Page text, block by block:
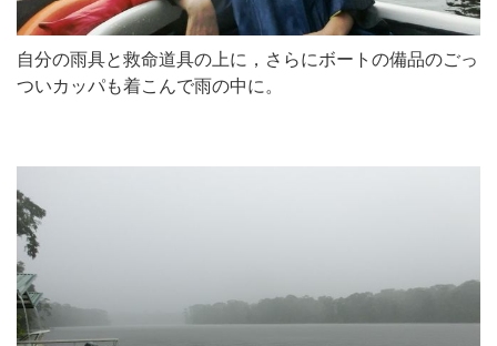
自分の雨具と救命道具の上に，さらにボートの備品のごっ
ついカッパも着こんで雨の中に。